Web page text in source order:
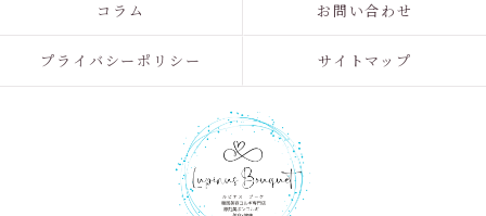
コラム お問い合わせ
プライバシーポリシー サイトマップ